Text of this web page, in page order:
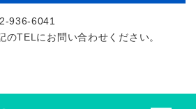
936-6041
のTELにお問い合わせください。